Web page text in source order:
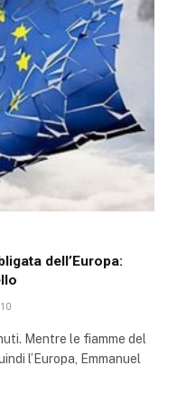
dell’Europa:
10
Mentre le fiamme del
l’Europa, Emmanuel